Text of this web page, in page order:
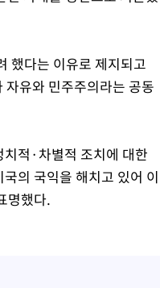
했다는 이유로 제지되고
유와 민주주의라는 공동
적·차별적 조치에 대한
의 국익을 해치고 있어 이
명했다.